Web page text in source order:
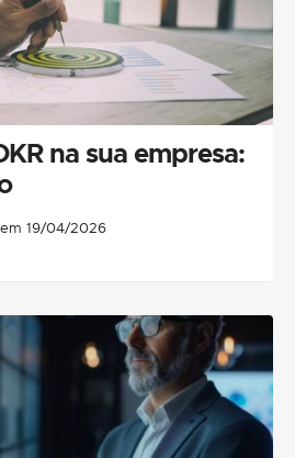
na sua empresa:
19/04/2026